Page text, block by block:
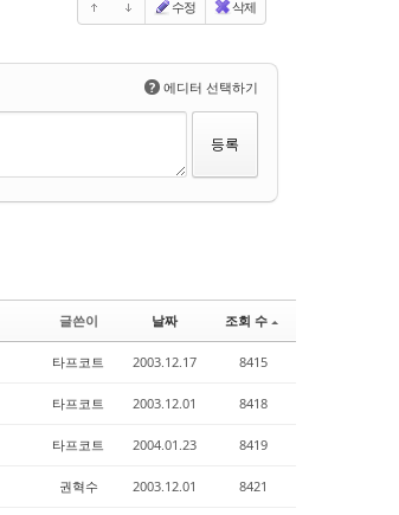
수정 삭제
? 에디터 선택하기
글쓴이 날짜 조회 수
타프코트 2003.12.17 8415
타프코트 2003.12.01 8418
타프코트 2004.01.23 8419
권혁수 2003.12.01 8421